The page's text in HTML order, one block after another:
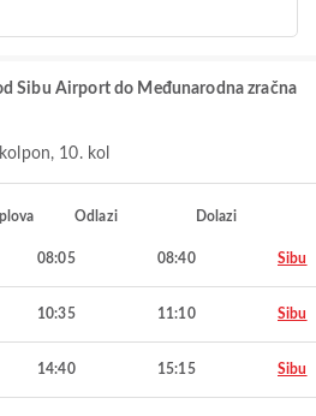
Sibu Airport do Međunarodna zračna
pon, 10. kol
Odlazi Dolazi
08:05 08:40 Sibu
10:35 11:10 Sibu
14:40 15:15 Sibu